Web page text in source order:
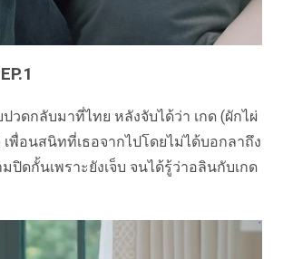
ดกลับมาที่ไทย หลังจับได้ว่า เกด (ผักไผ่
พื่อนสนิทที่เธอจากไปโดยไม่ได้บอกลาถึง
ดกั้นเพราะยังเจ็บ จนได้รู้ว่าอลินกับเกด